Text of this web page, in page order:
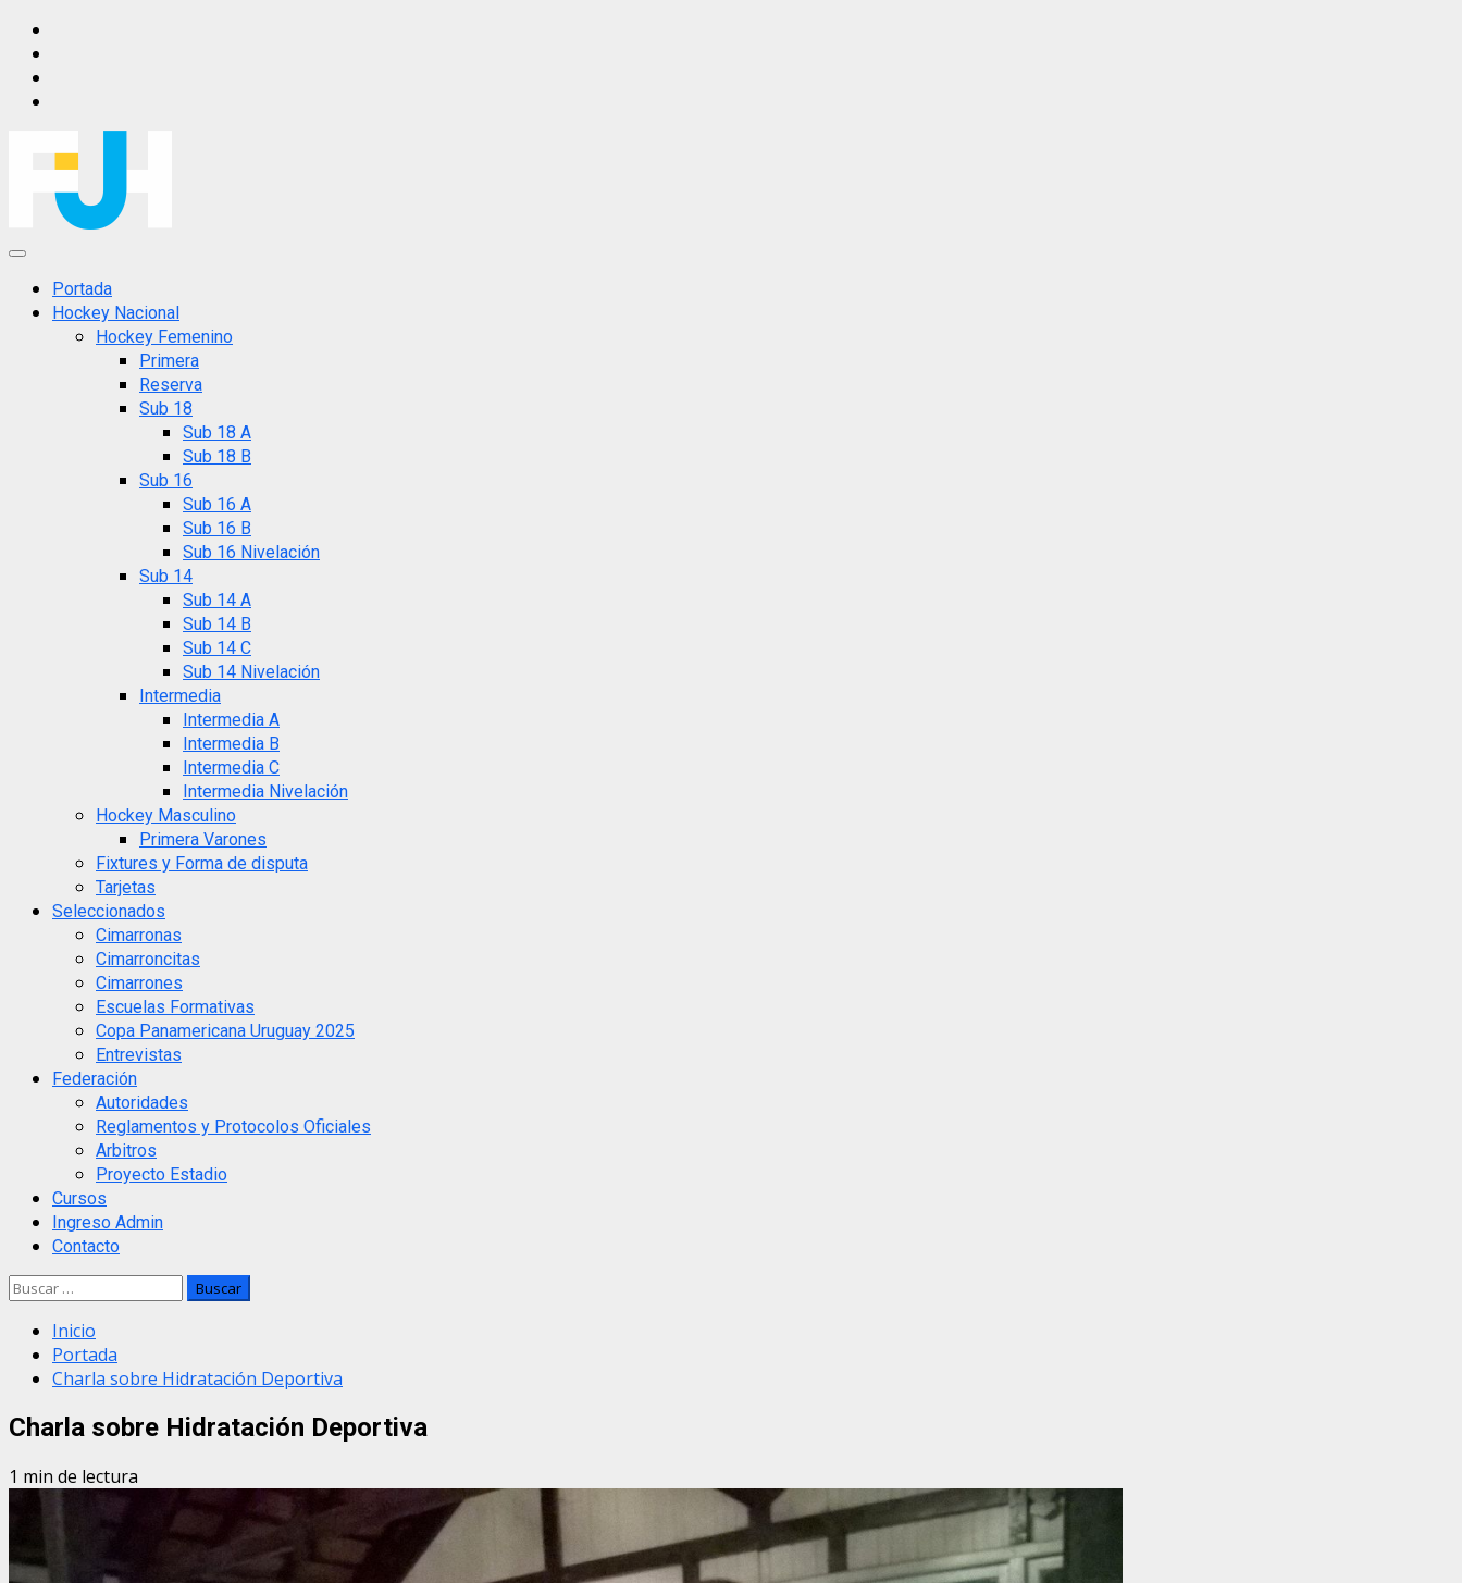
Saltar
contenido
Menú
principalPortada
Hockey Nacional
Hockey Femenino
Primera
Reserva
Sub 18
Sub 18 A
Sub 18 B
Sub 16
Sub 16 A
Sub 16 B
Sub 16 Nivelación
Sub 14
Sub 14 A
Sub 14 B
Sub 14 C
Sub 14 Nivelación
Intermedia
Intermedia A
Intermedia B
Intermedia C
Intermedia Nivelación
Hockey Masculino
Primera Varones
Fixtures y Forma de disputa
Tarjetas
Seleccionados
Cimarronas
Cimarroncitas
Cimarrones
Escuelas Formativas
Copa Panamericana Uruguay 2025
Entrevistas
Federación
Autoridades
Reglamentos y Protocolos Oficiales
Arbitros
Proyecto Estadio
Cursos
Ingreso Admin
Contacto
Buscar:
Inicio
Portada
Charla sobre Hidratación Deportiva
Charla sobre Hidratación Deportiva
1 min de lectura